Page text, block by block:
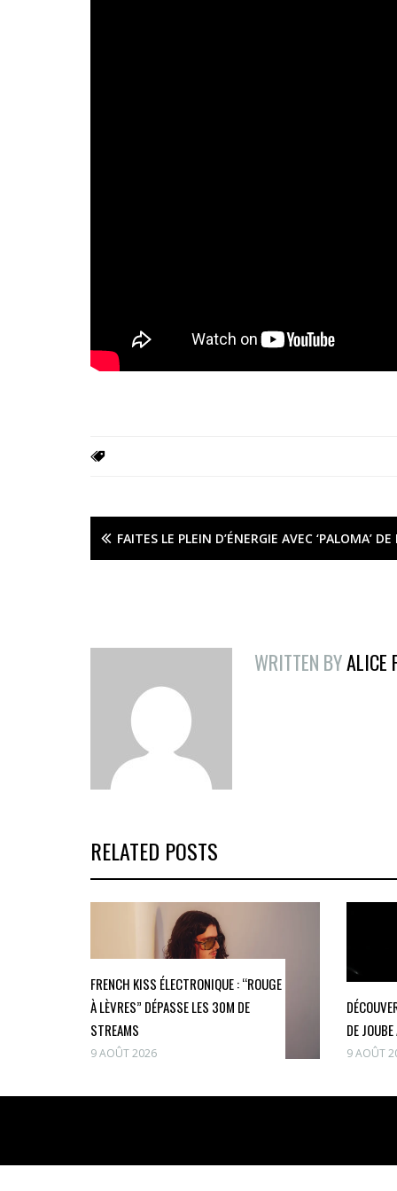
FAITES LE PLEIN D’ÉNERGIE AVEC ‘PALOMA’
WRITTEN BYALICE
RELATED POSTS
FRENCH KISS ÉLECTRONIQUE : “ROUGE
À LÈVRES” DÉPASSE LES 30M DE
STREAMS
9 AOÛT 2026
DE
9 AOÛT